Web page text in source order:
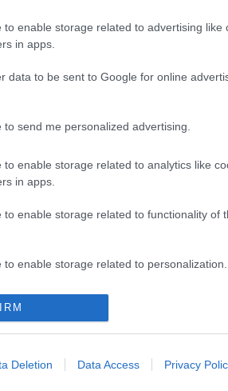
to enable storage related to advertising like
in apps.
data to be sent to Google for online
send me personalized advertising.
to enable storage related to analytics like
in apps.
to enable storage related to functionality of
enable storage related to personalization.
to enable storage related to security,
and fraud prevention, and other user
Deletion Data Access Privacy